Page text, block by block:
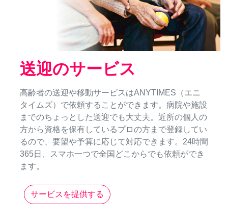
送迎のサービス
高齢者の送迎や移動サービスはANYTIMES（エニ
タイムズ）で依頼することができます。病院や施設
までのちょっとした送迎でも大丈夫。近所の個人の
方から資格を保有しているプロの方まで登録してい
るので、要望や予算に応じて対応できます。24時間
365日、スマホ一つで全国どこからでも依頼ができ
ます。
サービスを提供する